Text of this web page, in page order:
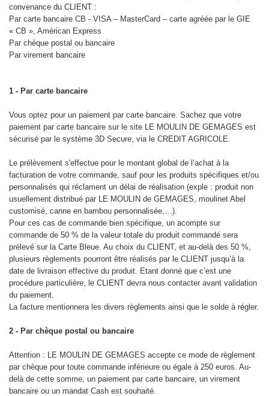
convenance du CLIENT :
Par carte bancaire CB - VISA – MasterCard – carte agréée par le GIE
« CB », Américan Express
Par chèque postal ou bancaire
Par virement bancaire
1 - Par carte bancaire
Vous optez pour un paiement par carte bancaire. Sachez que votre
paiement par carte bancaire sur le site LE MOULIN DE GEMAGES est
sécurisé par le système 3D Secure, via le CREDIT AGRICOLE.
Le prélèvement s'effectue pour le montant global de l’achat à la
facturation de votre commande, sauf pour les produits spécifiques et/ou
personnalisés qui réclament un délai de réalisation (exple : produit non
usuellement distribué par LE MOULIN de GEMAGES, moulinet Abel
customisé, canne en bambou personnalisée,…).
Pour ces cas de commande bien spécifique, un acompte sur
commande de 50 % de la valeur totale du produit commandé sera
prélevé sur la Carte Bleue. Au choix du CLIENT, et au-delà des 50 %,
plusieurs règlements pourront être réalisés par le CLIENT jusqu’à la
date de livraison effective du produit. Etant donné que c’est une
procédure particulière, le CLIENT devra nous contacter avant validation
du paiement.
La facture mentionnera les divers règlements ainsi que le solde à régler.
2 - Par chèque postal ou bancaire
Attention : LE MOULIN DE GEMAGES accepte ce mode de règlement
par chèque pour toute commande inférieure ou égale à 250 euros. Au-
delà de cette somme, un paiement par carte bancaire, un virement
bancaire ou un mandat Cash est souhaité.